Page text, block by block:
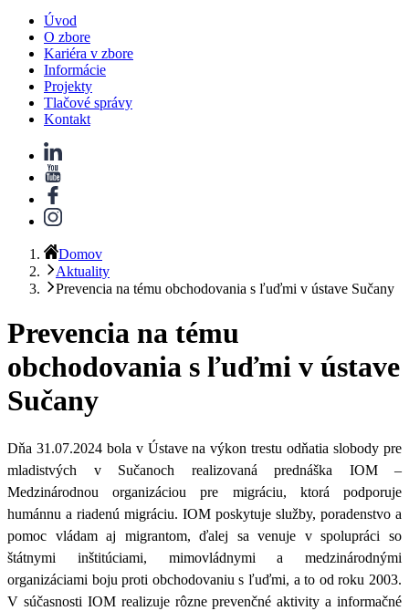
Úvod
O zbore
Kariéra v zbore
Informácie
Projekty
Tlačové správy
Kontakt
Domov
Aktuality
Prevencia na tému obchodovania s ľuďmi v ústave Sučany
Prevencia na tému
obchodovania s ľuďmi v ústave
Sučany
Dňa 31.07.2024 bola v Ústave na výkon trestu odňatia slobody pre
mladistvých v Sučanoch realizovaná prednáška IOM–
Medzinárodnou organizáciou pre migráciu, ktorá podporuje
humánnu a riadenú migráciu. IOM poskytuje služby, poradenstvo a
pomoc vládam aj migrantom, ďalej sa venuje v spolupráci so
štátnymi inštitúciami, mimovládnymi a medzinárodnými
organizáciami boju proti obchodovaniu s ľuďmi, a to od roku 2003.
V súčasnosti IOM realizuje rôzne prevenčné aktivity a informačné